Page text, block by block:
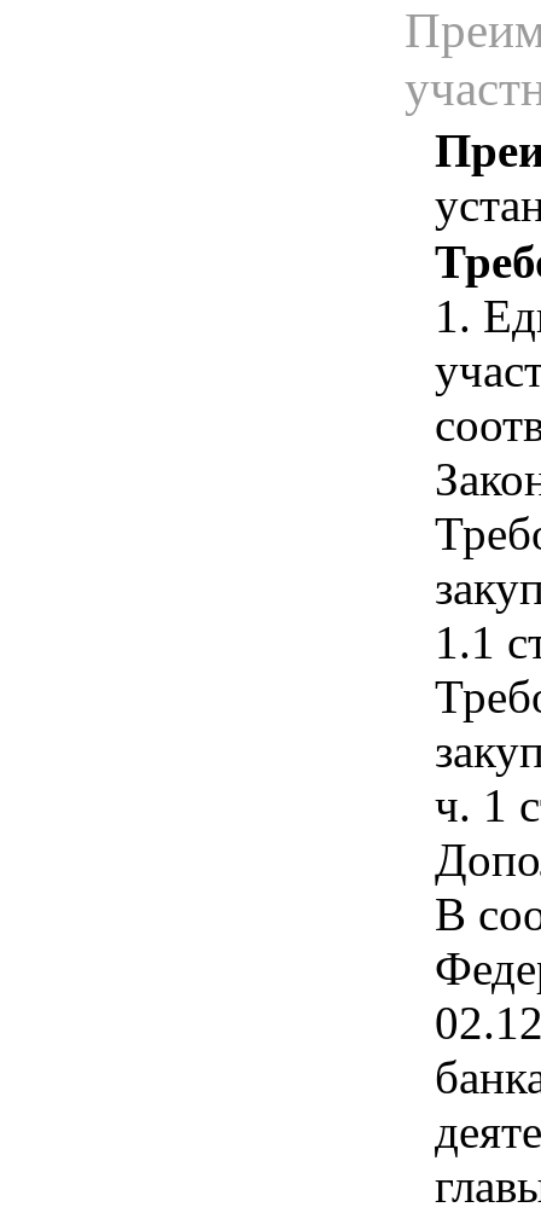
1.
1.1
ч. 1
В